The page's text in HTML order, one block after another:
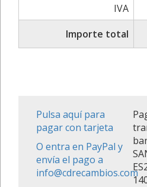
IVA
Importe total
Pulsa aquí para
pagar con tarjeta
O entra en PayPal y
envía el pago a
info@cdrecambios.com